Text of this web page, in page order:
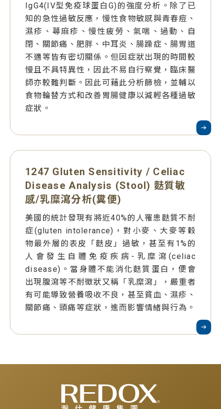
IgG4(IV型免疫球蛋白G)的強度分析。除了已
知的急性過敏反應，慢性食物敏感與青春痘、
濕疹、蕁麻疹、慢性疲勞、氣喘、過動、自
閉、關節痛、肥胖、中耳炎、腸躁症、腸胃道
不適等皆有密切關係。但因症狀出現的時間較
慢且不具特異性，因此不易自行察覺，臨床醫
師亦較難判斷。因此可藉此分析篩檢，並輔以
食物輪替方式和改善胃腸健康以減輕各種過敏
症狀。
1247 Gluten Sensitivity / Celiac
Disease Analysis (Stool) 麩質敏
感/乳糜瀉分析(糞便)
美國的統計發現有將近40%的人罹患麩質不耐
症(gluten intolerance)，對小麥、大麥等穀
物最外層的表皮「麩皮」過敏，甚至有1%的
人會發生自體免疫疾病-乳糜瀉(celiac
disease)。當身體不能消化麩質蛋白，便會
出現腹瀉等不耐徵狀又稱「乳糜瀉」，嚴重者
有可能導致營養吸收不良，甚至貧血、濕疹、
關節痛、頭痛等症狀，進而影響情緒與行為。